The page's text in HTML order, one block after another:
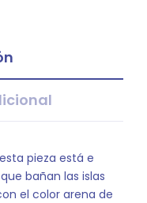
pieza está e
bañan las islas
el color arena de